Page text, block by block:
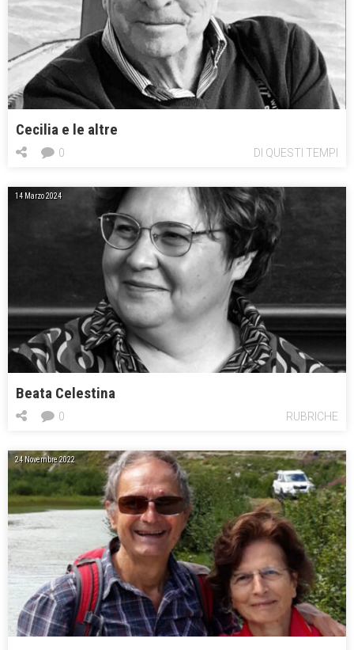
Cecilia e le altre
DI QUESTI TEMPI
0
14 Marzo 2024
Beata Celestina
RUBRICHE
0
24 Novembre 2022